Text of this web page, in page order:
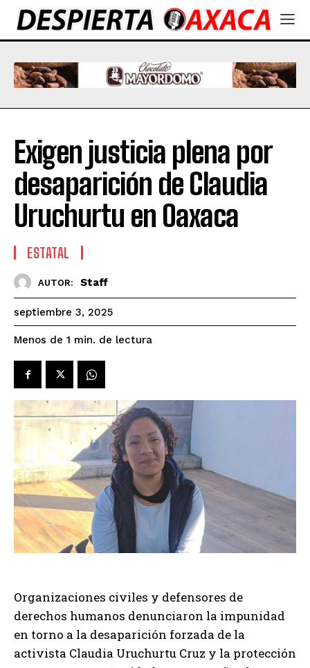
Exigen justicia plena por
desaparición de Claudia
Uruchurtu en Oaxaca
ESTATAL
AUTOR: Staff
septiembre 3, 2025
Menos de 1 min. de lectura
Organizaciones civiles y defensores de
derechos humanos denunciaron la impunidad
en torno a la desaparición forzada de la
activista Claudia Uruchurtu Cruz y la protección